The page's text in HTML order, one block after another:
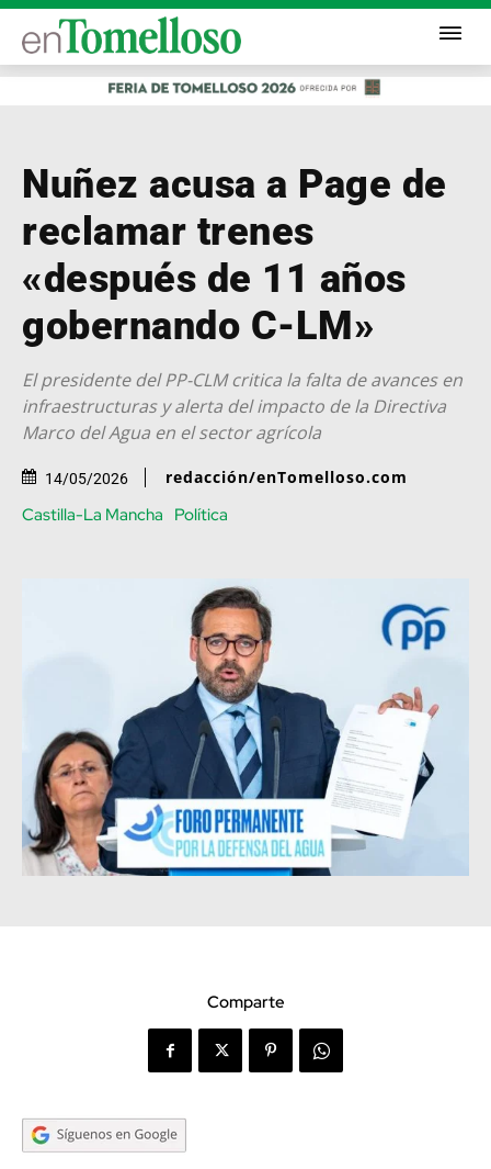
Nuñez acusa a Page de
reclamar trenes
«después de 11 años
gobernando C-LM»
El presidente del PP-CLM critica la falta de avances en
infraestructuras y alerta del impacto de la Directiva
Marco del Agua en el sector agrícola
14/05/2026 redacción/enTomelloso.com
Castilla-La Mancha Política
Comparte